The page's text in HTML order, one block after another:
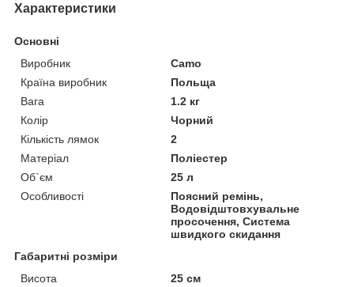
Характеристики
Основні
Виробник
Camo
Країна виробник
Польща
Вага
1.2 кг
Колір
Чорний
Кількість лямок
2
Матеріал
Поліестер
Об`єм
25 л
Особливості
Поясний ремінь,
Водовідштовхувальне
просочення, Система
швидкого скидання
Габаритні розміри
Висота
25 см